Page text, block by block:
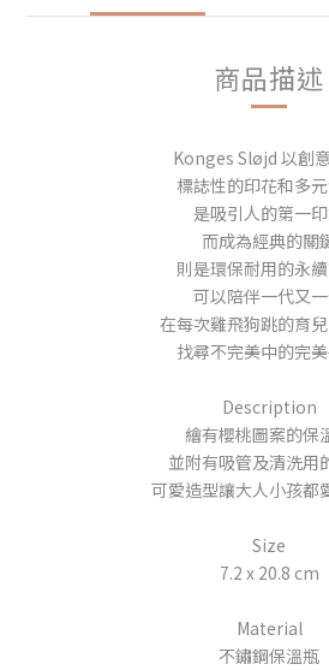
商品描述
Konges Sløjd 以創
標誌性的印花和多
是吸引人的第一
而成為經典的關
則是環保耐用的永
可以陪伴一代又
在每次雞飛狗跳的育
找尋不完美中的完
Description
繪有櫻桃圖案的保
並附有吸管及清洗用
可愛造型讓大人小孩都
Size
7.2 x 20.8 cm
Material
不鏽鋼保溫瓶